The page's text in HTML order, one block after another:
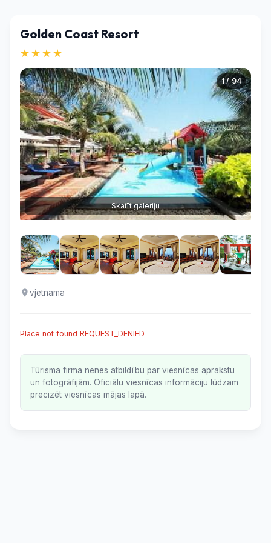
Golden Coast Resort
★★★★
1 / 94
Skatīt galeriju
vjetnama
Place not found REQUEST_DENIED
Tūrisma firma nenes atbildību par viesnīcas aprakstu
un fotogrāfijām. Oficiālu viesnīcas informāciju lūdzam
precizēt viesnīcas mājas lapā.